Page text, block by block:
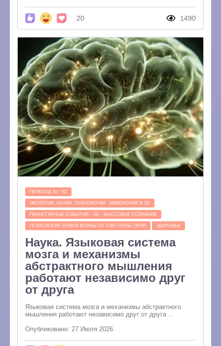
20 1490
ПЕРЕХОД 3D- 5D
ЭКОЛОГИЯ, НАУКА, ТЕХНОЛОГИИ - ИЗМЕНЕНИЯ В 3D
ПЛАНЕТАРНЫЕ СОБЫТИЯ - 3D - МАССОВОЕ СОЗНАНИЕ
ПСИХОЛОГИЯ НОВОЙ ВОЛНЫ ОТ СВЕТЛАНЫ ОРИЯ ЗДОРОВЬЕ
Наука. Языковая система
мозга и механизмы
абстрактного мышления
работают независимо друг
от друга
Языковая система мозга и механизмы абстрактного
мышления работают независимо друг от друга ...
Опубликовано: 27 Июля 2026